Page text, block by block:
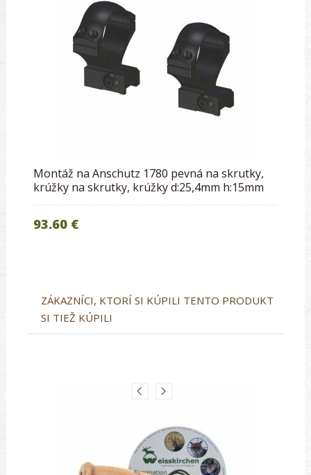
Montáž na Anschutz 1780 pevná na skrutky,
krúžky na skrutky, krúžky d:25,4mm h:15mm
93.60 €
ZÁKAZNÍCI, KTORÍ SI KÚPILI TENTO PRODUKT
SI TIEŽ KÚPILI